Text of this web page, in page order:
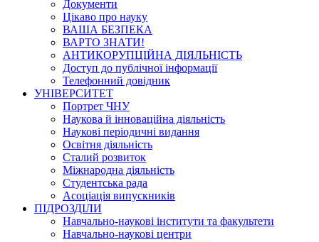
Документи
Цікаво про науку
ВАША БЕЗПЕКА
ВАРТО ЗНАТИ!
АНТИКОРУПЦІЙНА ДІЯЛЬНІСТЬ
Доступ до публічної інформації
Телефонний довідник
УНІВЕРСИТЕТ
Портрет ЧНУ
Наукова й інноваційна діяльність
Наукові періодичні видання
Освітня діяльність
Сталий розвиток
Міжнародна діяльність
Студентська рада
Асоціація випускників
ПІДРОЗДІЛИ
Навчально-наукові інститути та факультети
Навчально-наукові центри